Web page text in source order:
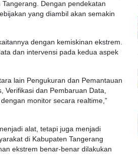
Dengan pendekatan
yang diambil akan semakin
dengan kemiskinan ekstrem.
dan intervensi pada kedua aspek
lain Pengukuran dan Pemantauan
Verifikasi dan Pembaruan Data,
monitor secara realtime,”
alat, tetapi juga menjadi
di Kabupaten Tangerang
ekstrem benar-benar dilakukan